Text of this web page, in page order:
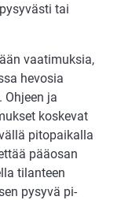
tai
vaatimuksia,
hevosia
ja
koskevat
pitopaikalla
pääosan
tilanteen
pysyvä pi­